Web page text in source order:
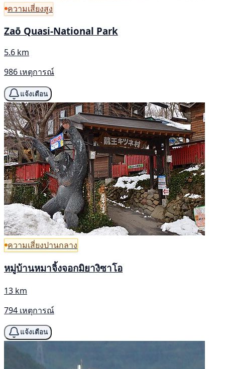
ความเสี่ยงสูง
Zaō Quasi-National Park
5.6 km
986 เหตุการณ์
แจ้งเตือน
ความเสี่ยงปานกลาง
หมู่บ้านหมาจิ้งจอกมิยางิซาโอ
13 km
794 เหตุการณ์
แจ้งเตือน